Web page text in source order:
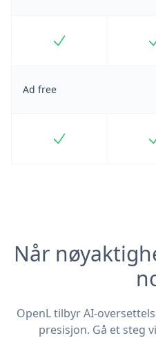
Included
Ad free
Included
Når
OpenL tilbyr AI-
presisjon. Gå et steg